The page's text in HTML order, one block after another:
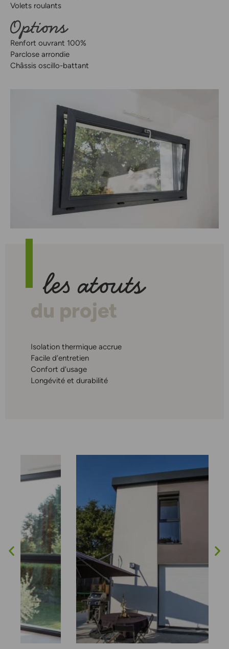
Volets roulants
Options
Renfort ouvrant 100%
Parclose arrondie
Châssis oscillo-battant
les atouts
du projet
Isolation thermique accrue
Facile d’entretien
Confort d’usage
Longévité et durabilité